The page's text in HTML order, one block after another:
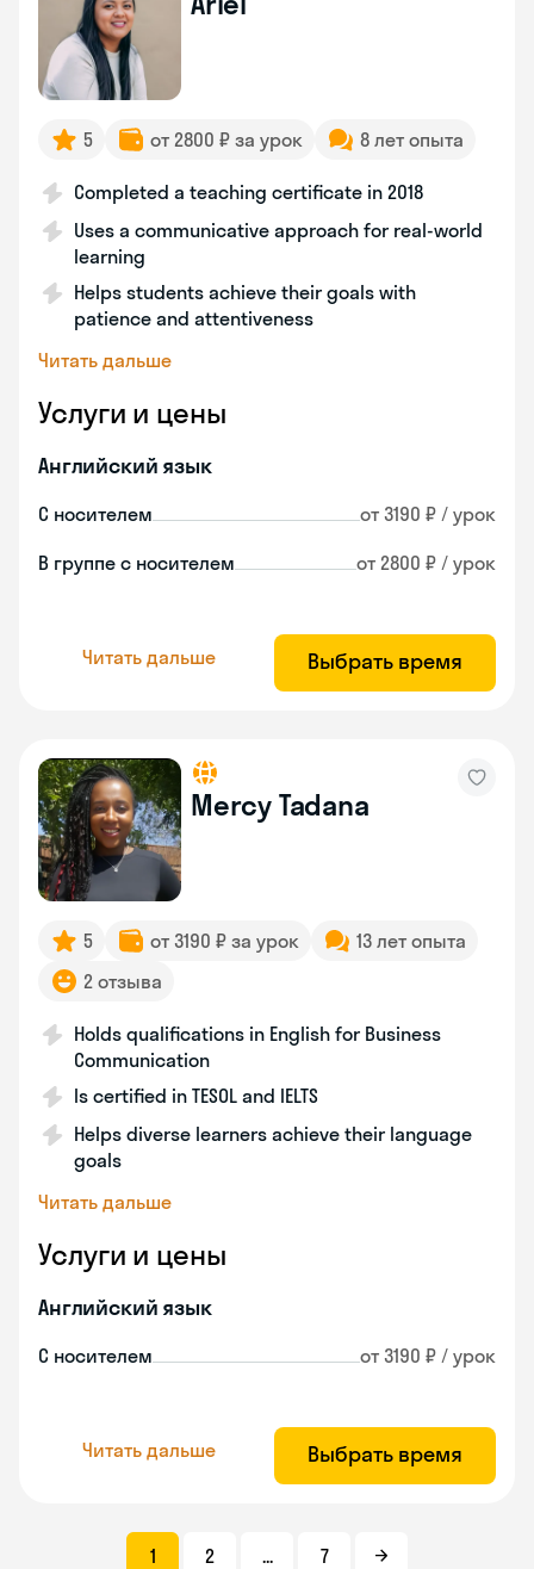
5 от 2800 ₽ за урок 8 лет опыта
Completed a teaching certificate in 2018
Uses a communicative approach for real-world
learning
Helps students achieve their goals with
patience and attentiveness
Читать дальше
Услуги и цены
Английский язык
С носителем от 3190 ₽ / урок
В группе с носителем от 2800 ₽ / урок
Читать дальше Выбрать время
Mercy Tadana
5 от 3190 ₽ за урок
13 лет опыта
2 отзыва
Holds qualifications in English for Business
Communication
Is certified in TESOL and IELTS
Helps diverse learners achieve their language
goals
Читать дальше
Услуги и цены
Английский язык
С носителем от 3190 ₽ / урок
Читать дальше Выбрать время
1 2 ... 7